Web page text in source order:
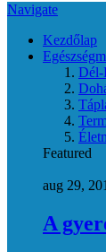
Navigate
Kezdőlap
Dél-
Featured
aug 29,
A